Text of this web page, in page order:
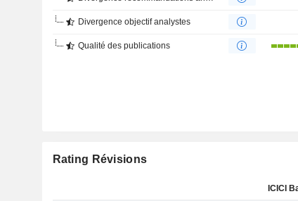
Divergence objectif analystes
Qualité des publications
Rating Révisions